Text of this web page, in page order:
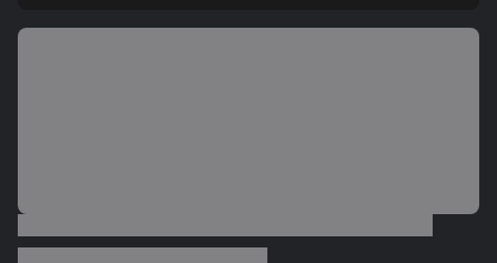
MEU SONORA
transmissão ao vivo em...